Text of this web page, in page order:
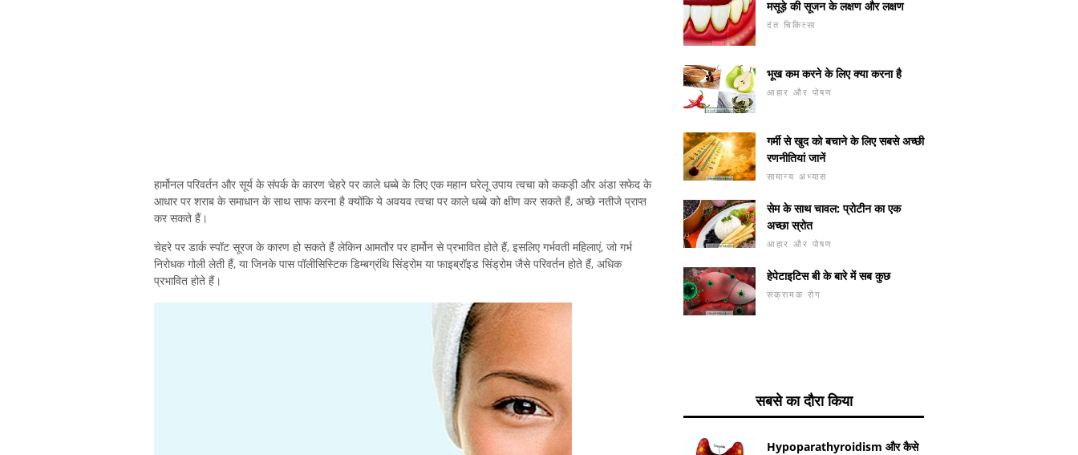
हार्मोनल परिवर्तन और सूर्य के संपर्क के कारण चेहरे पर काले धब्बे के लिए एक महान घरेलू उपाय त्वचा को ककड़ी और अंडा सफेद के
आधार पर शराब के समाधान के साथ साफ करना है क्योंकि ये अवयव त्वचा पर काले धब्बे को क्षीण कर सकते हैं, अच्छे नतीजे प्राप्त
कर सकते हैं।
चेहरे पर डार्क स्पॉट सूरज के कारण हो सकते हैं लेकिन आमतौर पर हार्मोन से प्रभावित होते हैं, इसलिए गर्भवती महिलाएं, जो गर्भ
निरोधक गोली लेती हैं, या जिनके पास पॉलीसिस्टिक डिम्बग्रंथि सिंड्रोम या फाइब्रॉइड सिंड्रोम जैसे परिवर्तन होते हैं, अधिक
प्रभावित होते हैं।
मसूड़े की सूजन के लक्षण और लक्षण
दंत चिकित्सा
भूख कम करने के लिए क्या करना है
आहार और पोषण
गर्मी से खुद को बचाने के लिए सबसे अच्छी
रणनीतियां जानें
सामान्य अभ्यास
सेम के साथ चावल: प्रोटीन का एक
अच्छा स्रोत
आहार और पोषण
हेपेटाइटिस बी के बारे में सब कुछ
संक्रामक रोग
सबसे का दौरा किया
Hypoparathyroidism और कैसे